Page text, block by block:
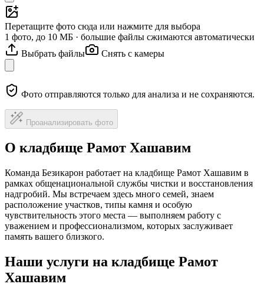
Перетащите фото сюда или нажмите для выбора
1 фото, до 10 МБ · большие файлы сжимаются автоматически
Выбрать файлы
Снять с камеры
Фото отправляются только для анализа и не сохраняются.
Проанализировать фото
О кладбище Рамот Хашавим
Команда Безикарон работает на кладбище Рамот Хашавим в
рамках общенациональной службы чистки и восстановления
надгробий. Мы встречаем здесь много семей, знаем
расположение участков, типы камня и особую
чувствительность этого места — выполняем работу с
уважением и профессионализмом, которых заслуживает
память вашего близкого.
Наши услуги на кладбище Рамот
Хашавим